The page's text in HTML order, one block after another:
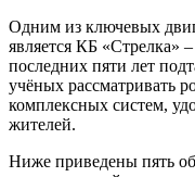
Одним из ключевых
является КБ «Стрелка»
последних пяти лет
учёных рассматривать
комплексных систем,
жителей.
Ниже приведены пять